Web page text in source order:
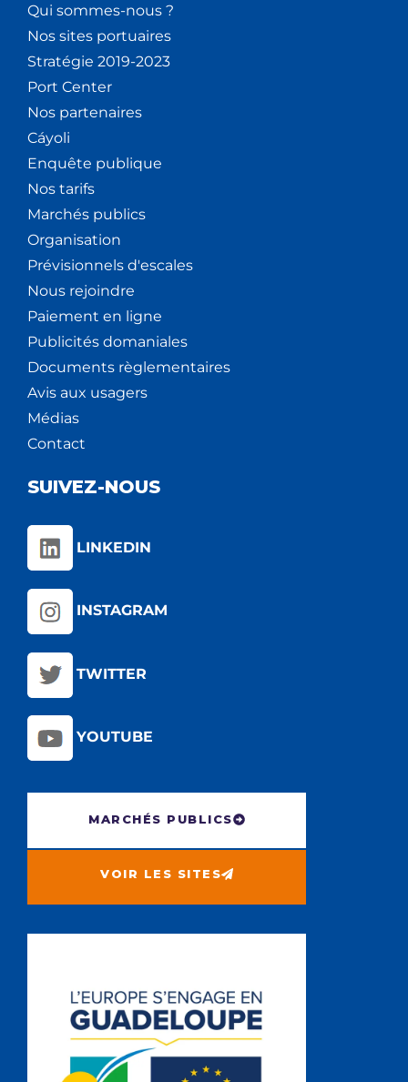
Qui sommes-nous ?
Nos sites portuaires
Stratégie 2019-2023
Port Center
Nos partenaires
Cáyoli
Enquête publique
Nos tarifs
Marchés publics
Organisation
Prévisionnels d'escales
Nous rejoindre
Paiement en ligne
Publicités domaniales
Documents règlementaires
Avis aux usagers
Médias
Contact
SUIVEZ-NOUS
LINKEDIN
INSTAGRAM
TWITTER
YOUTUBE
MARCHÉS PUBLICS
VOIR LES SITES